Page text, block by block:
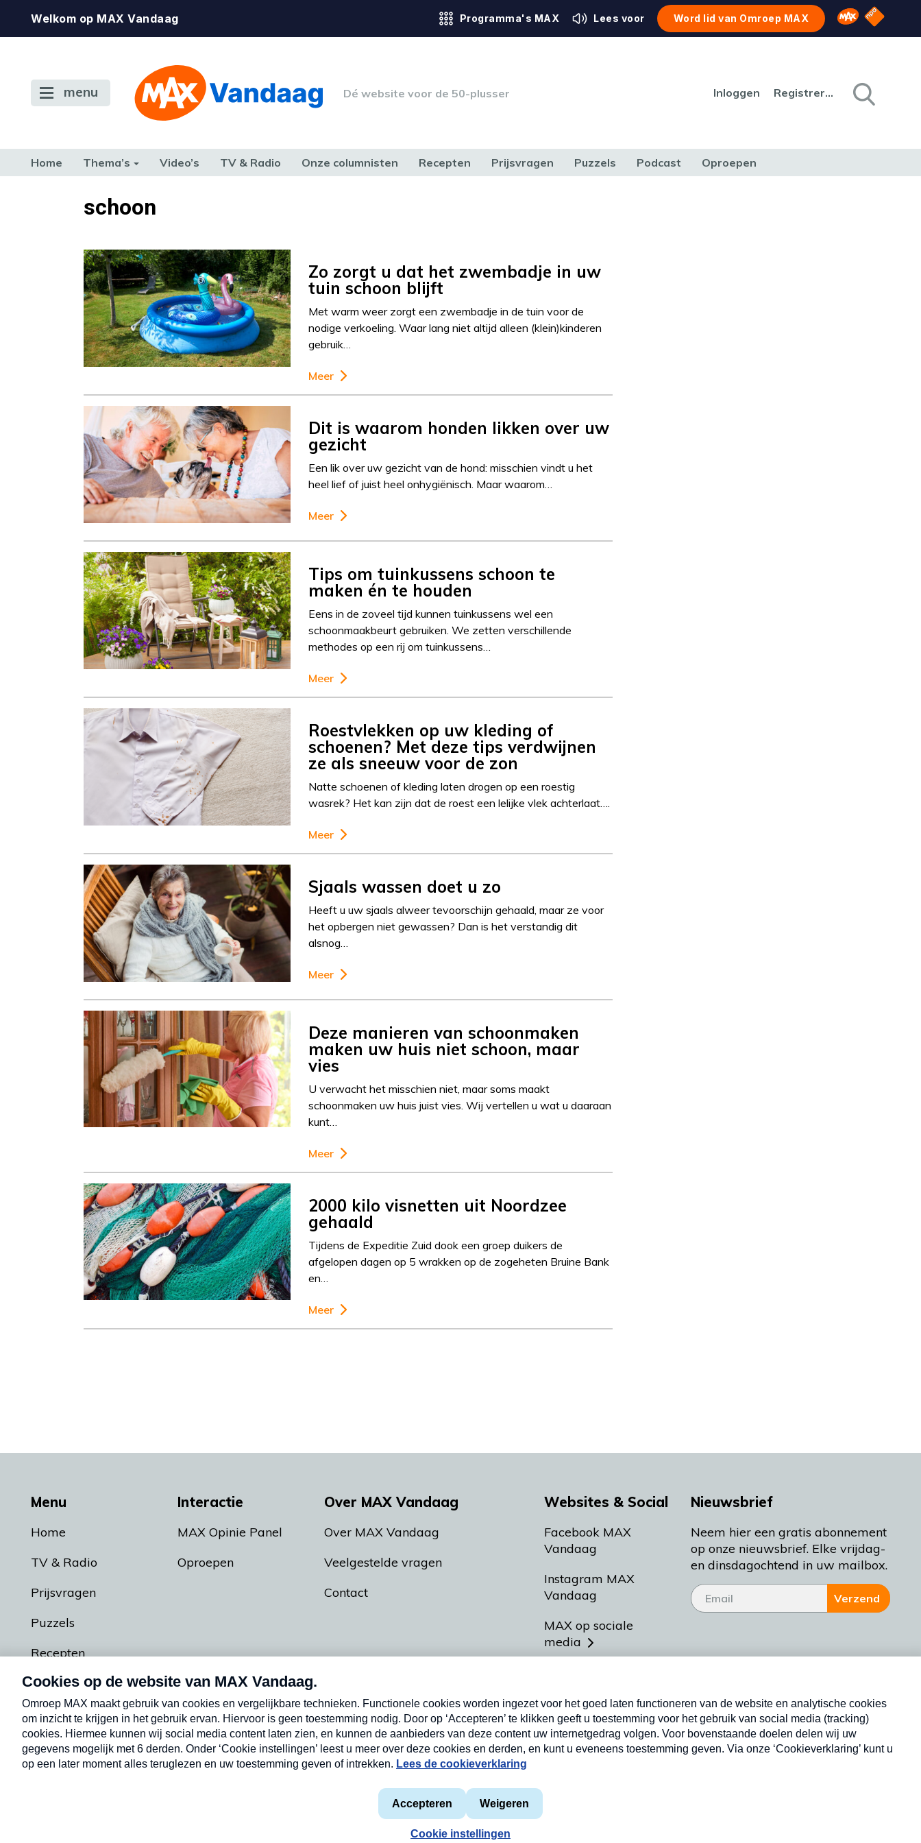
Welkom op MAX Vandaag Programma's MAX Lees voor Word lid van Omroep MAX Omroep MAX
NPO
menu Dé website voor de 50-plusser Inloggen Registreren
Home Thema’s Video’s TV & Radio Onze columnisten Recepten Prijsvragen Puzzels Podcast Oproepen
TERUG NAAR TOENschoon
Zo zorgt u dat het zwembadje in uw
tuin schoon blijft
Met warm weer zorgt een zwembadje in de tuin voor de
nodige verkoeling. Waar lang niet altijd alleen (klein)kinderen
gebruik…
Meer
Dit is waarom honden likken over uw
gezicht
Een lik over uw gezicht van de hond: misschien vindt u het
heel lief of juist heel onhygiënisch. Maar waarom…
Meer
Tips om tuinkussens schoon te
maken én te houden
Eens in de zoveel tijd kunnen tuinkussens wel een
schoonmaakbeurt gebruiken. We zetten verschillende
methodes op een rij om tuinkussens…
Meer
Roestvlekken op uw kleding of
schoenen? Met deze tips verdwijnen
ze als sneeuw voor de zon
Natte schoenen of kleding laten drogen op een roestig
wasrek? Het kan zijn dat de roest een lelijke vlek achterlaat….
Meer
Sjaals wassen doet u zo
Heeft u uw sjaals alweer tevoorschijn gehaald, maar ze voor
het opbergen niet gewassen? Dan is het verstandig dit
alsnog…
Meer
Deze manieren van schoonmaken
maken uw huis niet schoon, maar
vies
U verwacht het misschien niet, maar soms maakt
schoonmaken uw huis juist vies. Wij vertellen u wat u daaraan
kunt…
Meer
2000 kilo visnetten uit Noordzee
gehaald
Tijdens de Expeditie Zuid dook een groep duikers de
afgelopen dagen op 5 wrakken op de zogeheten Bruine Bank
en…
Meer
Menu
Home
TV & Radio
Prijsvragen
Puzzels
Recepten
Podcasts
Interactie
MAX Opinie Panel
Oproepen
Over MAX Vandaag
Over MAX Vandaag
Veelgestelde vragen
Contact
Websites & Social
Facebook MAX
Vandaag
Instagram MAX
Vandaag
MAX op sociale
media
Meldpunt Actueel
Heel Holland Bakt
Nieuwsbrief
Neem hier een gratis abonnement
op onze nieuwsbrief. Elke vrijdag-
en dinsdagochtend in uw mailbox.
Verzend
Privacyverklaring
Cookieverklaring
Nieuwsbrief
Neem hier een gratis abonnement op onze